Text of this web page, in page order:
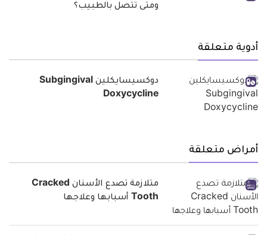
ومتى تتصل بالطبيب؟
أدوية متعلقة
دوكسيسايكلين Subgingival
Doxycycline
أمراض متعلقة
متلازمة تصدع الأسنان Cracked
Tooth أسبابها وعلاجها